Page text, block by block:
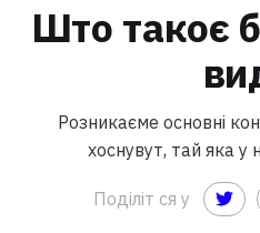
Што такоє
Розникаєме основні
хоснувут, тай яка у
Поділіт ся у